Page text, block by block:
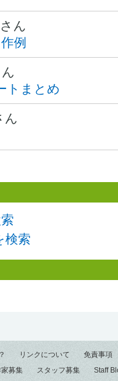
さん
例
トまとめ
ん
検索
リンクについて
免責事項
募集 スタッフ募集 Staff